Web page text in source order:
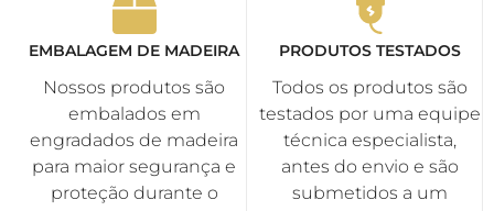
EMBALAGEM DE MADEIRA
Nossos produtos são
embalados em
engradados de madeira
para maior segurança e
proteção durante o
PRODUTOS TESTADOS
Todos os produtos são
testados por uma equipe
técnica especialista,
antes do envio e são
submetidos a um